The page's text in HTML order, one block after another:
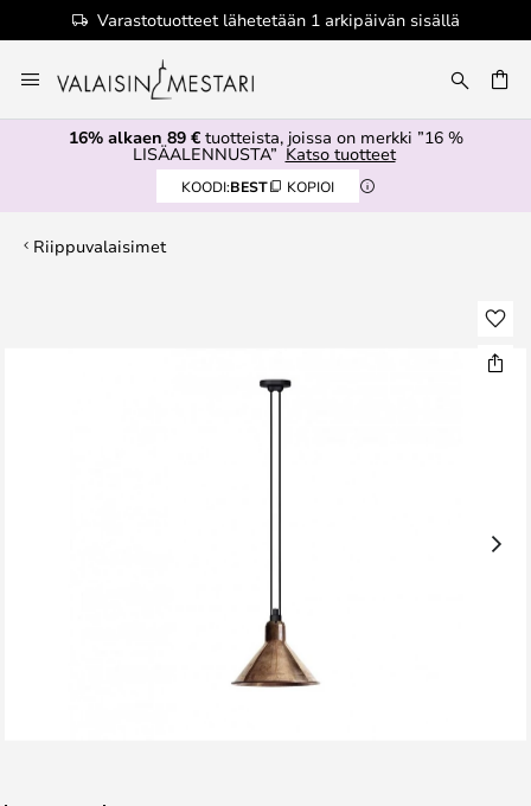
Varastotuotteet lähetetään 1 arkipäivän sisällä
to
Content
16% alkaen 89 €tuotteista, joissa on merkki ”16 %
LISÄALENNUSTA” Katso tuotteet
KOODI:BEST KOPIOI
Riippuvalaisimet